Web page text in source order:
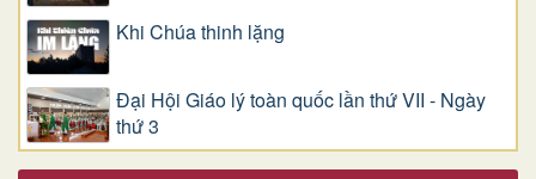
Khi Chúa thinh lặng
Đại Hội Giáo lý toàn quốc lần thứ VII - Ngày
thứ 3